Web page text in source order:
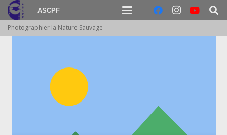
ASCPF
Photographier la Nature Sauvage